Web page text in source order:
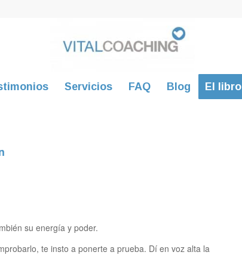
Servicios FAQ Blog El libro
su energía y poder.
te insto a ponerte a prueba. Dí en voz alta la